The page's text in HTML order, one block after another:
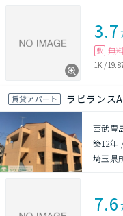
3.7
敷 無料
1K /
賃貸アパート ラビランスA
西武豊
築12年
埼玉県
7.6